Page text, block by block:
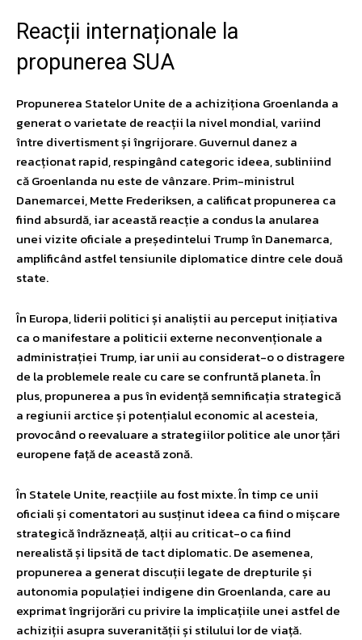
Reacții internaționale la
propunerea SUA
Propunerea Statelor Unite de a achiziționa Groenlanda a
generat o varietate de reacții la nivel mondial, variind
între divertisment și îngrijorare. Guvernul danez a
reacționat rapid, respingând categoric ideea, subliniind
că Groenlanda nu este de vânzare. Prim-ministrul
Danemarcei, Mette Frederiksen, a calificat propunerea ca
fiind absurdă, iar această reacție a condus la anularea
unei vizite oficiale a președintelui Trump în Danemarca,
amplificând astfel tensiunile diplomatice dintre cele două
state.
În Europa, liderii politici și analiștii au perceput inițiativa
ca o manifestare a politicii externe neconvenționale a
administrației Trump, iar unii au considerat-o o distragere
de la problemele reale cu care se confruntă planeta. În
plus, propunerea a pus în evidență semnificația strategică
a regiunii arctice și potențialul economic al acesteia,
provocând o reevaluare a strategiilor politice ale unor țări
europene față de această zonă.
În Statele Unite, reacțiile au fost mixte. În timp ce unii
oficiali și comentatori au susținut ideea ca fiind o mișcare
strategică îndrăzneață, alții au criticat-o ca fiind
nerealistă și lipsită de tact diplomatic. De asemenea,
propunerea a generat discuții legate de drepturile și
autonomia populației indigene din Groenlanda, care au
exprimat îngrijorări cu privire la implicațiile unei astfel de
achiziții asupra suveranității și stilului lor de viață.